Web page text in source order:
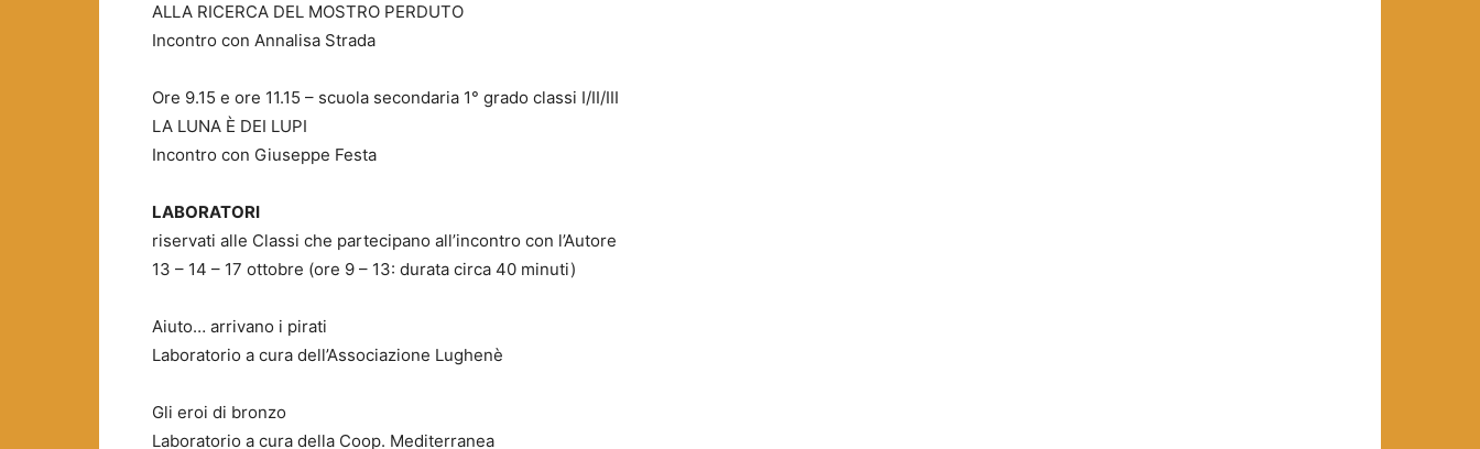
ALLA RICERCA DEL MOSTRO PERDUTO
Incontro con Annalisa Strada
Ore 9.15 e ore 11.15 – scuola secondaria 1° grado classi I/II/III
LA LUNA È DEI LUPI
Incontro con Giuseppe Festa
LABORATORI
riservati alle Classi che partecipano all’incontro con l’Autore
13 – 14 – 17 ottobre (ore 9 – 13: durata circa 40 minuti)
Aiuto… arrivano i pirati
Laboratorio a cura dell’Associazione Lughenè
Gli eroi di bronzo
Laboratorio a cura della Coop. Mediterranea